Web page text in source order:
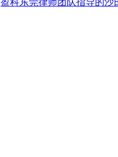
盈科东莞律师团队指导的沙